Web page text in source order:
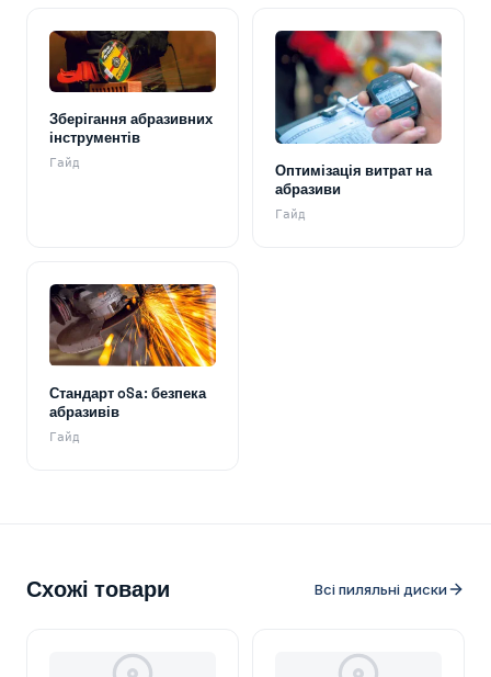
Зберігання абразивних
інструментів
Гайд
Оптимізація витрат на
абразиви
Гайд
Стандарт oSa: безпека
абразивів
Гайд
Схожі товари Всі пиляльні диски